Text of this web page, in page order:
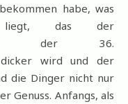
habe, was
liegt, das der
in der 36.
dicker wird und der
die Dinger nicht nur
Genuss. Anfangs, als